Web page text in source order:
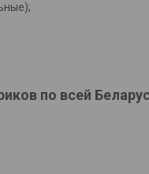
по всей